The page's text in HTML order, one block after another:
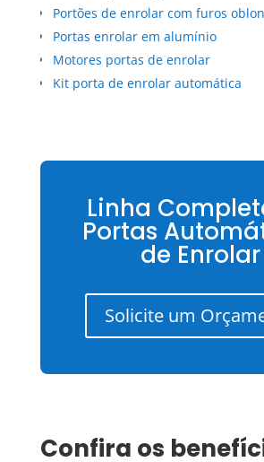
Portões de enrolar com furos
Portas enrolar em alumínio
Motores portas de enrolar
Kit porta de enrolar automática
Linha
Portas
de Enrolar
Solicite um
Confira os